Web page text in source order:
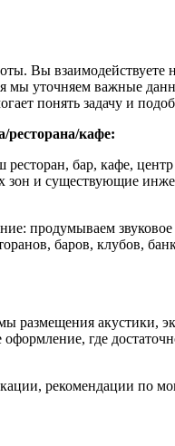
Вы
мы уточняем важные
понять задачу и
ресторана/кафе:
бар, кафе, центр
зон и существующие
продумываем
баров, клубов,
размещения акустики,
оформление, где
рекомендации по